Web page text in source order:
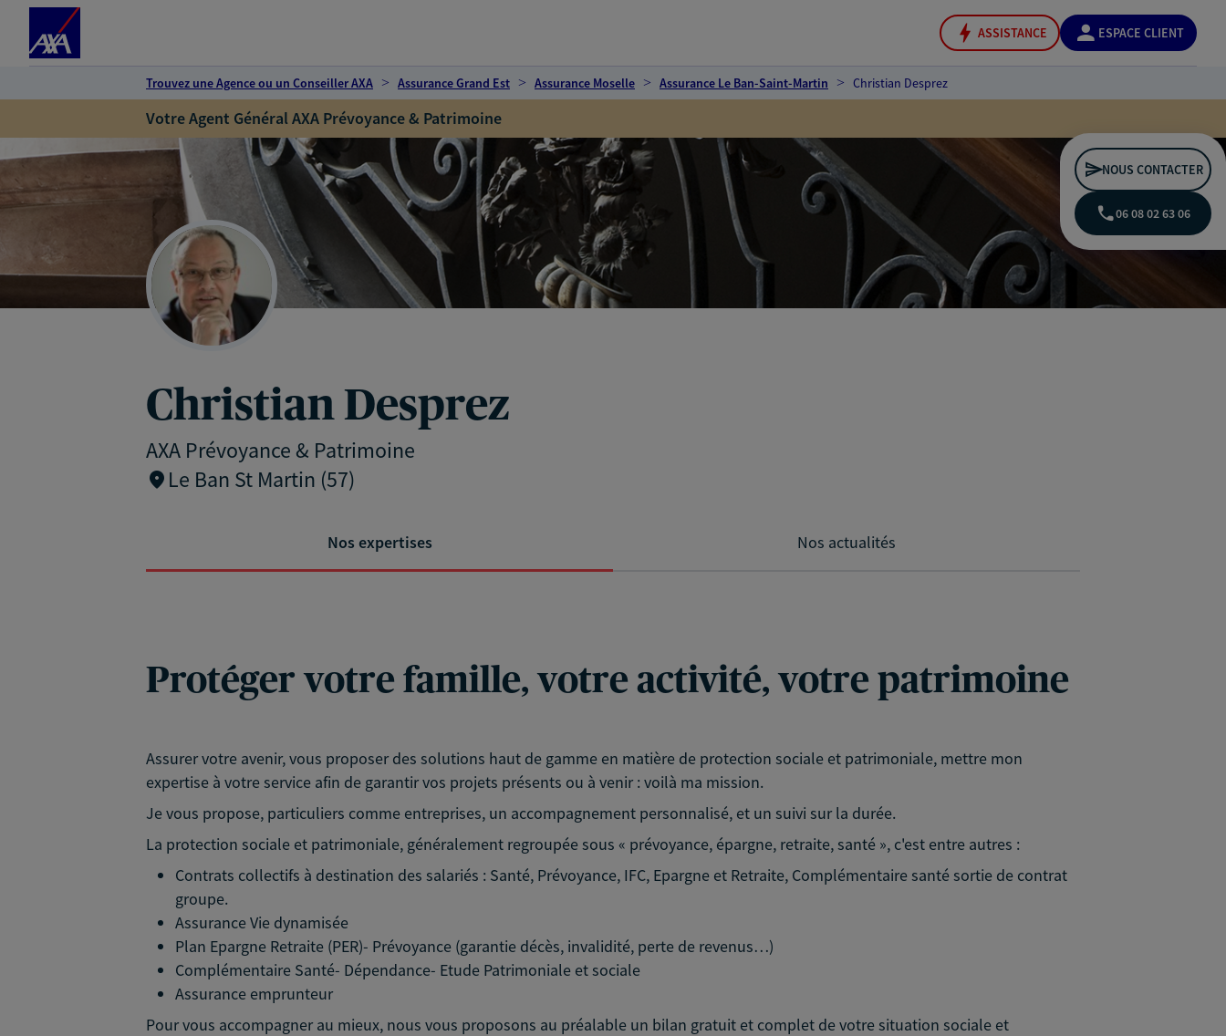
ASSISTANCE ESPACE CLIENT
Trouvez une Agence ou un Conseiller AXA Assurance Grand Est Assurance Moselle Assurance Le Ban-Saint-Martin Christian Desprez
Votre Agent Général AXA Prévoyance & Patrimoine
Christian Desprez
AXA Prévoyance & Patrimoine
Le Ban St Martin (57)
NOUS CONTACTER
06 08 02 63 06
Nos expertises Nos actualités
Protéger votre famille, votre activité, votre patrimoine
Assurer votre avenir, vous proposer des solutions haut de gamme en matière de protection sociale et patrimoniale, mettre mon
expertise à votre service afin de garantir vos projets présents ou à venir : voilà ma mission.
Je vous propose, particuliers comme entreprises, un accompagnement personnalisé, et un suivi sur la durée.
La protection sociale et patrimoniale, généralement regroupée sous « prévoyance, épargne, retraite, santé », c'est entre autres :
Contrats collectifs à destination des salariés : Santé, Prévoyance, IFC, Epargne et Retraite, Complémentaire santé sortie de contrat
groupe.
Assurance Vie dynamisée
Plan Epargne Retraite (PER)- Prévoyance (garantie décès, invalidité, perte de revenus…)
Complémentaire Santé- Dépendance- Etude Patrimoniale et sociale
Assurance emprunteur
Pour vous accompagner au mieux, nous vous proposons au préalable un bilan gratuit et complet de votre situation sociale et